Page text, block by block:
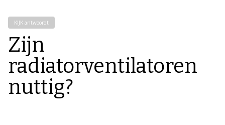
KIJK antwoordt
Zijn
radiatorventilatoren
nuttig?